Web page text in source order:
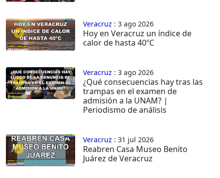
Veracruz : 3 ago 2026
Hoy en Veracruz un índice de
calor de hasta 40ºC
Veracruz : 3 ago 2026
¿Qué consecuencias hay tras las
trampas en el examen de
admisión a la UNAM? |
Periodismo de análisis
Veracruz : 31 jul 2026
Reabren Casa Museo Benito
Juárez de Veracruz